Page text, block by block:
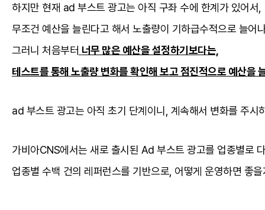
하지만 현재 ad 부스트 광고는 아직 구좌 수에 한계가 있어서,
무조건 예산을 늘린다고 해서 노출량이 기하급수적으로 늘어
그러니 처음부터 너무 많은 예산을 설정하기보다는,
테스트를 통해 노출량 변화를 확인해 보고 점진적으로 예산을
ad 부스트 광고는 아직 초기 단계이니, 계속해서 변화를 주시
가비아CNS에서는 새로 출시된 Ad 부스트 광고를 업종별로
업종별 수백 건의 레퍼런스를 기반으로, 어떻게 운영하면 좋